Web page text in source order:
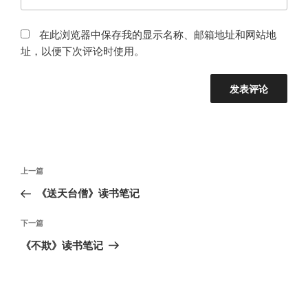
在此浏览器中保存我的显示名称、邮箱地址和网站地
址，以便下次评论时使用。
文
导
航
上
一
文
章
上一篇
《送天台僧》读书笔记
下
一
下一篇
《不欺》读书笔记